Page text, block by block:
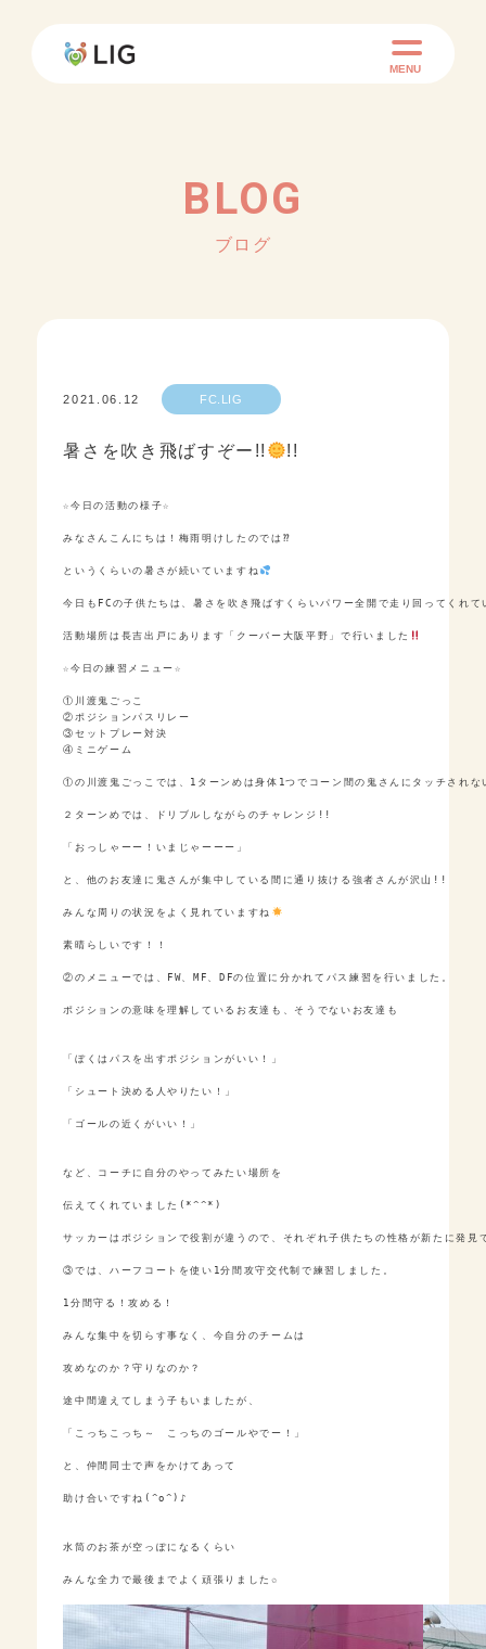
MENU
BLOG
ブログ
2021.06.12 FC.LIG
暑さを吹き飛ばすぞー!! !!
☆今日の活動の様子☆
みなさんこんにちは！梅雨明けしたのでは⁇
というくらいの暑さが続いていますね
今日もFCの子供たちは、暑さを吹き飛ばすくらいパワー全開で走り回ってくれて
活動場所は長吉出戸にあります「クーバー大阪平野」で行いました
☆今日の練習メニュー☆
①川渡鬼ごっこ
②ポジションパスリレー
③セットプレー対決
④ミニゲーム
①の川渡鬼ごっこでは、1ターンめは身体1つでコーン間の鬼さんにタッチされな
２ターンめでは、ドリブルしながらのチャレンジ!!
「おっしゃーー！いまじゃーーー」
と、他のお友達に鬼さんが集中している間に通り抜ける強者さんが沢山!!
みんな周りの状況をよく見れていますね
素晴らしいです！！
②のメニューでは、FW、MF、DFの位置に分かれてパス練習を行いました。
ポジションの意味を理解しているお友達も、そうでないお友達も
「ぼくはパスを出すポジションがいい！」
「シュート決める人やりたい！」
「ゴールの近くがいい！」
など、コーチに自分のやってみたい場所を
伝えてくれていました(*^^*)
サッカーはポジションで役割が違うので、それぞれ子供たちの性格が新たに発見
③では、ハーフコートを使い1分間攻守交代制で練習しました。
1分間守る！攻める！
みんな集中を切らす事なく、今自分のチームは
攻めなのか？守りなのか？
途中間違えてしまう子もいましたが、
「こっちこっち～　こっちのゴールやでー！」
と、仲間同士で声をかけてあって
助け合いですね(^o^)♪
水筒のお茶が空っぽになるくらい